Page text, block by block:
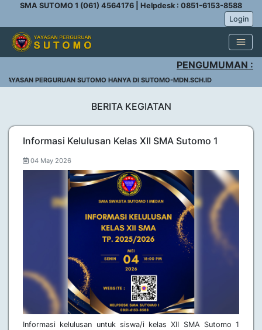
SMA SUTOMO 1 (061) 4564176 | Helpdesk : 0851-6153-8588
Login
PENGUMUMAN :
PERGURUAN SUTOMO HANYA DI SUTOMO-MDN.SCH.ID
BERITA KEGIATAN
Informasi Kelulusan Kelas XII SMA Sutomo 1
04 May 2026
Informasi kelulusan untuk siswa/i kelas XII SMA Sutomo 1